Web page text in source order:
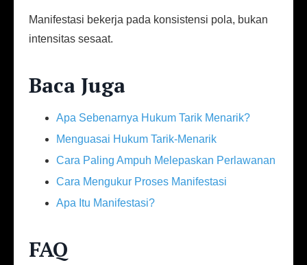
Manifestasi bekerja pada konsistensi pola, bukan
intensitas sesaat.
Baca Juga
Apa Sebenarnya Hukum Tarik Menarik?
Menguasai Hukum Tarik-Menarik
Cara Paling Ampuh Melepaskan Perlawanan
Cara Mengukur Proses Manifestasi
Apa Itu Manifestasi?
FAQ